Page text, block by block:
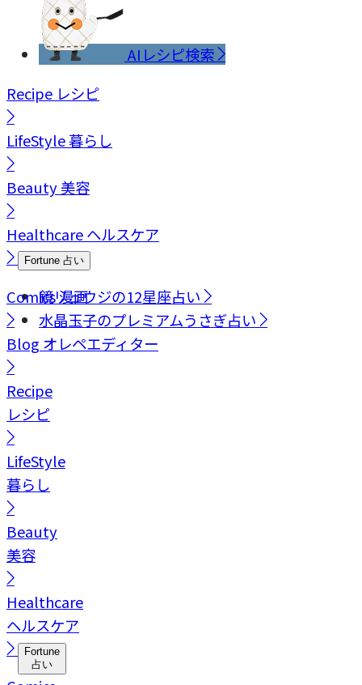
AIレシピ検索
Recipe レシピ
LifeStyle暮らし
Beauty美容
Healthcareヘルスケア
Fortune 占い
鏡リュウジの12星座占い
水晶玉子のプレミアムうさぎ占い
Comics漫画
Blog オレペエディター
Recipe
レシピ
LifeStyle
暮らし
Beauty
美容
Healthcare
ヘルスケア
Fortune
占い